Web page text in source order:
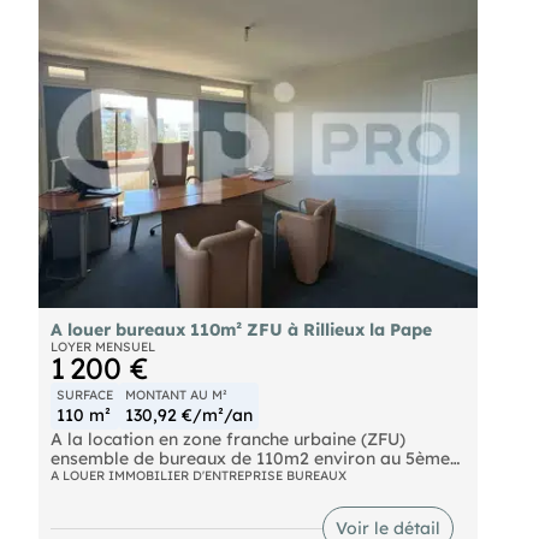
- Charges annuelles : 647.99 € HT
- Taxefoncière : 2025.1 € Preneur
- Honoraires : 20% HT à la charge du preneur (soit
6 000,00 € HT)
A louer bureaux 110m² ZFU à Rillieux la Pape
LOYER MENSUEL
1 200 €
SURFACE
110 m²
MONTANT AU M²
130,92 €/m²/an
A la location en zone franche urbaine (ZFU)
ensemble de bureaux de 110m2 environ au 5ème
étage d'un immeuble d'habitation.
A LOUER IMMOBILIER D'ENTREPRISE BUREAUX
Voir le détail